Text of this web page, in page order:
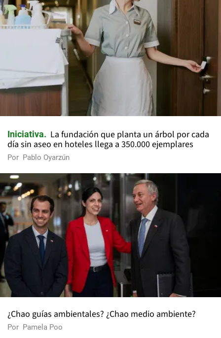
Iniciativa
La fundación que planta un árbol por cada
día sin aseo en hoteles llega a 350.000 ejemplares
Por Pablo Oyarzún
¿Chao guías ambientales? ¿Chao medio ambiente?
Por Pamela Poo